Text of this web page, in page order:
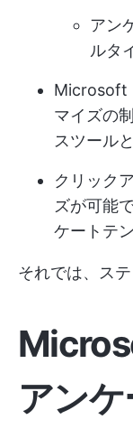
アン
ルタ
Microsoft
マイズの
スツール
クリック
ズが可能
ケートテ
それでは、ス
アン